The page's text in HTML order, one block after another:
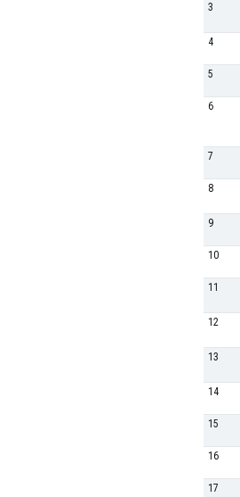
3
4
5
6
7
8
9
10
11
12
13
14
15
16
17